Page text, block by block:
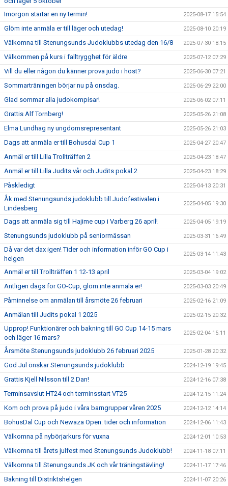
Imorgon startar en ny termin!
2025-08-17 15:54
Glöm inte anmäla er till läger och utedag! 2025-08-10 20:19
Välkomna till Stenungsunds Judoklubbs utedag den 16/8 2025-07-30 18:15
Välkommen på kurs i falltrygghet för äldre 2025-07-12 07:29
Vill du eller någon du känner prova judo i höst? 2025-06-30 07:21
Sommarträningen börjar nu på onsdag. 2025-06-29 22:00
Glad sommar alla judokompisar! 2025-06-02 07:11
Grattis Alf Tornberg! 2025-05-26 21:08
Elma Lundhag ny ungdomsrepresentant 2025-05-26 21:03
Dags att anmäla er till Bohusdal Cup 1 2025-04-27 20:47
Anmäl er till Lilla Trollträffen 2 2025-04-23 18:47
Anmäl er till Lilla Judits vår och Judits pokal 2 2025-04-23 18:29
Påskledigt 2025-04-13 20:31
Åk med Stenungsunds judoklubb till Judofestivalen i
Lindesberg
2025-04-05 19:30
Dags att anmäla sig till Hajime cup i Varberg 26 april! 2025-04-05 19:19
Stenungsunds judoklubb på seniormässan 2025-03-31 16:49
Då var det dax igen! Tider och information inför GO Cup i
helgen
2025-03-14 11:43
Anmäl er till Trollträffen 1 12-13 april 2025-03-04 19:02
Äntligen dags för GO-Cup, glöm inte anmäla er! 2025-03-03 20:49
Påminnelse om anmälan till årsmöte 26 februari 2025-02-16 21:09
Anmälan till Judits pokal 1 2025 2025-02-15 20:32
Upprop! Funktionärer och bakning till GO Cup 14-15 mars
och läger 16 mars?
2025-02-04 15:11
Årsmöte Stenungsunds judoklubb 26 februari 2025 2025-01-28 20:32
God Jul önskar Stenungsunds judoklubb 2024-12-19 19:45
Grattis Kjell Nilsson till 2 Dan! 2024-12-16 07:38
Terminsavslut HT24 och terminsstart VT25 2024-12-15 11:24
Kom och prova på judo i våra barngrupper våren 2025 2024-12-12 14:14
BohusDal Cup och Newaza Open: tider och information 2024-12-06 11:43
Välkomna på nybörjarkurs för vuxna 2024-12-01 10:53
Välkomna till årets julfest med Stenungsunds Judoklubb! 2024-11-18 07:11
Välkomna till Stenungsunds JK och vår träningstävling! 2024-11-17 17:46
Bakning till Distriktshelgen 2024-11-07 20:26